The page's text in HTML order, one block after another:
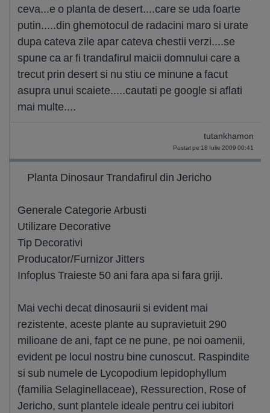
ceva...e o planta de desert....care se uda foarte
putin.....din ghemotocul de radacini maro si urate
dupa cateva zile apar cateva chestii verzi....se
spune ca ar fi trandafirul maicii domnului care a
trecut prin desert si nu stiu ce minune a facut
asupra unui scaiete.....cautati pe google si aflati
mai multe....
tutankhamon
Postat pe 18 Iulie 2009 00:41
Planta Dinosaur Trandafirul din Jericho
Generale Categorie Arbusti
Utilizare Decorative
Tip Decorativi
Producator/Furnizor Jitters
Infoplus Traieste 50 ani fara apa si fara griji.
Mai vechi decat dinosaurii si evident mai
rezistente, aceste plante au supravietuit 290
milioane de ani, fapt ce ne pune, pe noi oamenii,
evident pe locul nostru bine cunoscut. Raspindite
si sub numele de Lycopodium lepidophyllum
(familia Selaginellaceae), Ressurection, Rose of
Jericho, sunt plantele ideale pentru cei iubitori